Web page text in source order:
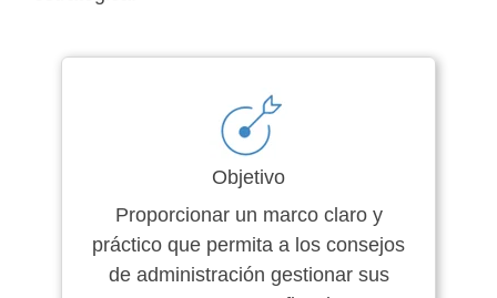
Objetivo
Proporcionar un marco claro y
práctico que permita a los consejos
de administración gestionar sus